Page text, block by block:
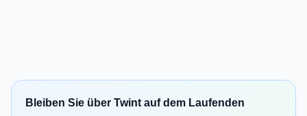
Bleiben Sie über Twint auf dem Laufenden